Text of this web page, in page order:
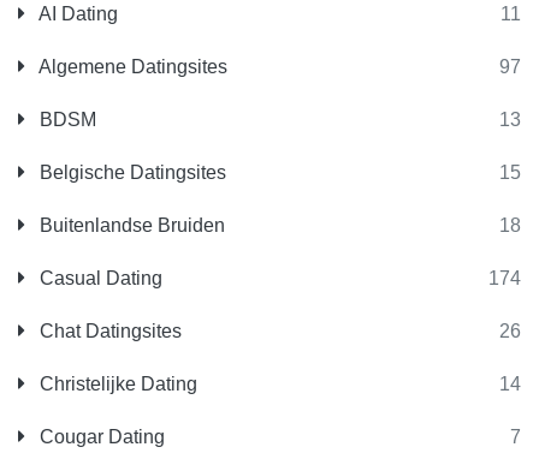
AI Dating 11
Algemene Datingsites 97
BDSM 13
Belgische Datingsites 15
Buitenlandse Bruiden 18
Casual Dating 174
Chat Datingsites 26
Christelijke Dating 14
Cougar Dating 7